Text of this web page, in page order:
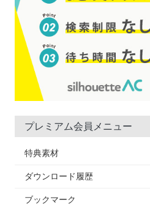
プレミアム会員メニュー
特典素材
ダウンロード履歴
ブックマーク